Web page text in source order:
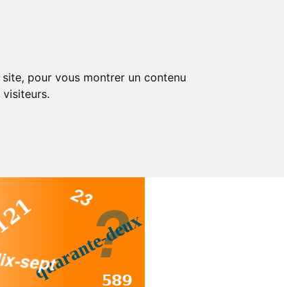
pour vous montrer un contenu